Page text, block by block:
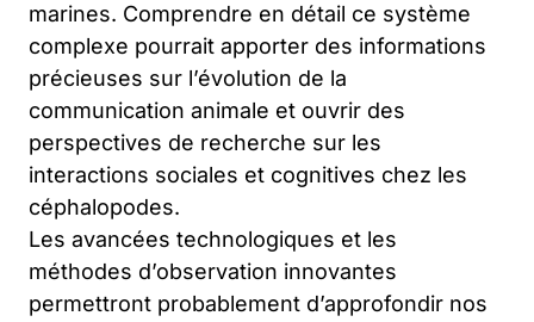
marines. Comprendre en détail ce système
complexe pourrait apporter des informations
précieuses sur l’évolution de la
communication animale et ouvrir des
perspectives de recherche sur les
interactions sociales et cognitives chez les
céphalopodes.
Les avancées technologiques et les
méthodes d’observation innovantes
permettront probablement d’approfondir nos